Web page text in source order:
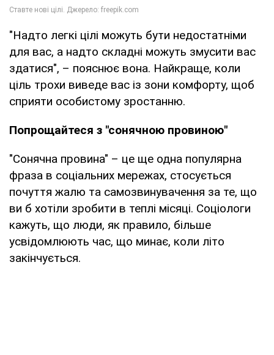
"Надто легкі цілі можуть бути недостатніми
для вас, а надто складні можуть змусити вас
здатися", – пояснює вона. Найкраще, коли
ціль трохи виведе вас із зони комфорту, щоб
сприяти особистому зростанню.
Попрощайтеся з "сонячною провиною"
"Сонячна провина" – це ще одна популярна
фраза в соціальних мережах, стосується
почуття жалю та самозвинувачення за те, що
ви б хотіли зробити в теплі місяці. Соціологи
кажуть, що люди, як правило, більше
усвідомлюють час, що минає, коли літо
закінчується.